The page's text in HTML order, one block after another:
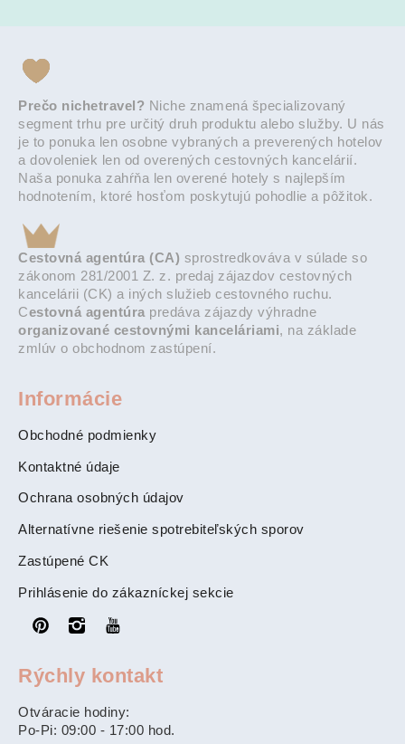
Prečo nichetravel? Niche znamená špecializovaný
segment trhu pre určitý druh produktu alebo služby. U nás
je to ponuka len osobne vybraných a preverených hotelov
a dovoleniek len od overených cestovných kancelárií.
Naša ponuka zahŕňa len overené hotely s najlepším
hodnotením, ktoré hosťom poskytujú pohodlie a pôžitok.
Cestovná agentúra (CA) sprostredkováva v súlade so
zákonom 281/2001 Z. z. predaj zájazdov cestovných
kancelárii (CK) a iných služieb cestovného ruchu.
Cestovná agentúra predáva zájazdy výhradne
organizované cestovnými kanceláriami, na základe
zmlúv o obchodnom zastúpení.
Informácie
Obchodné podmienky
Kontaktné údaje
Ochrana osobných údajov
Alternatívne riešenie spotrebiteľských sporov
Zastúpené CK
Prihlásenie do zákazníckej sekcie
Rýchly kontakt
Otváracie hodiny:
Po-Pi: 09:00 - 17:00 hod.